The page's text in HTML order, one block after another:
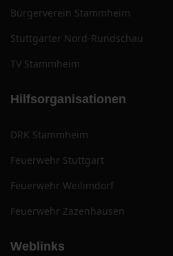
Bürgerverein Stammheim
Stuttgarter Nord-Rundschau
TV Stammheim
Hilfsorganisationen
DRK Stammheim
Feuerwehr Stuttgart
Feuerwehr Weilimdorf
Feuerwehr Zazenhausen
Weblinks